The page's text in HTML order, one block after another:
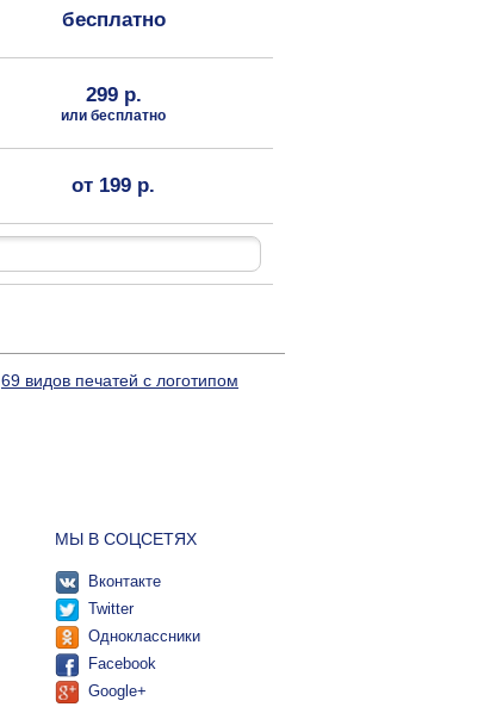
бесплатно
299 р.
или бесплатно
от 199 р.
69 видов печатей с логотипом
МЫ В СОЦСЕТЯХ
Вконтакте
Twitter
Одноклассники
Facebook
Google+